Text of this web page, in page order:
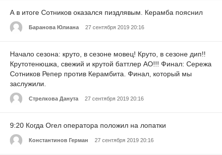
А в итоге Сотников оказался пиздлявым. Керамба пояснил
Баранова Юлиана 27 сентября 2019 20:16
Начало сезона: круто, в сезоне мовец! Круто, в сезоне дип!!
Крутотенюшка, свежий и крутой баттлер АО!!! Финал: Сережа
Сотников Репер против Керамбита. Финал, который мы
заслужили.
Стрелкова Данута 27 сентября 2019 20:16
9:20 Когда Огел оператора положил на лопатки
Константинов Герман 27 сентября 2019 20:16